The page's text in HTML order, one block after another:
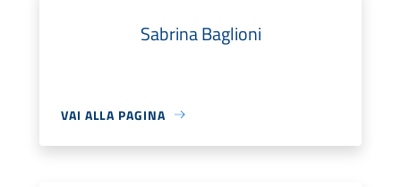
Sabrina Baglioni
VAI ALLA PAGINA